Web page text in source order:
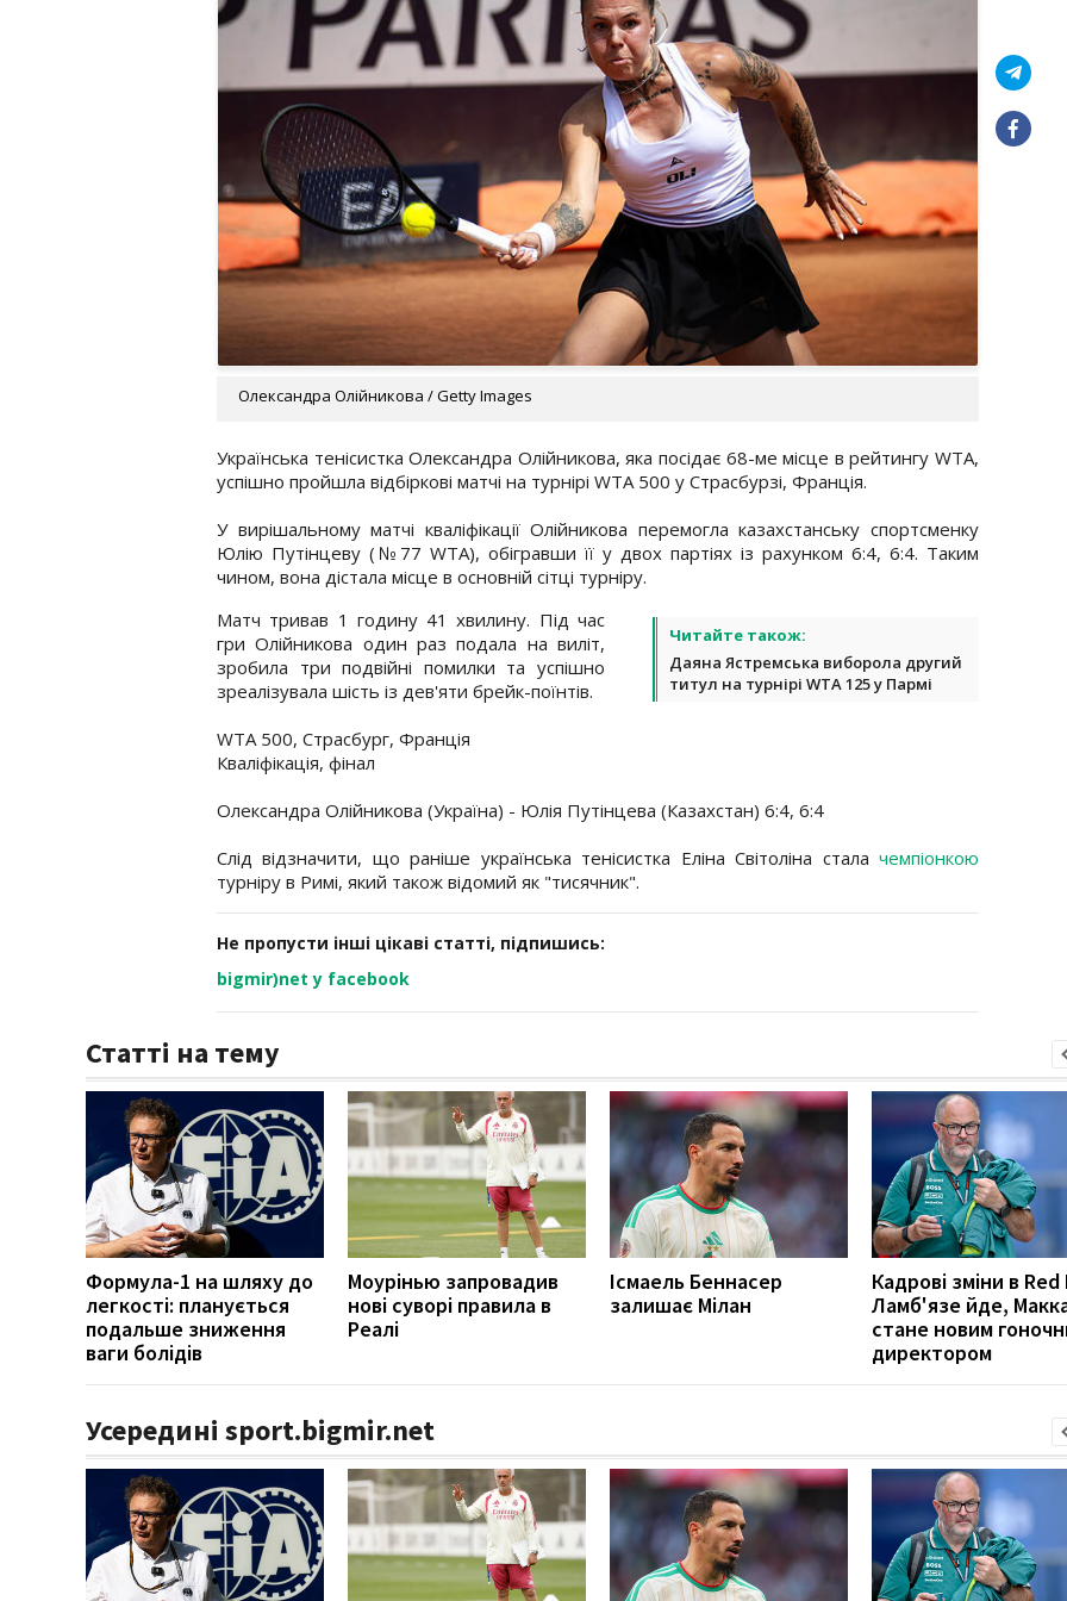
Олександра Олійникова / Getty Images
Українська тенісистка Олександра Олійникова, яка посідає 68-ме місце в рейтингу WTA,
успішно пройшла відбіркові матчі на турнірі WTA 500 у Страсбурзі, Франція.
У вирішальному матчі кваліфікації Олійникова перемогла казахстанську спортсменку
Юлію Путінцеву (№77 WTA), обігравши її у двох партіях із рахунком 6:4, 6:4. Таким
чином, вона дістала місце в основній сітці турніру.
Читайте також:
Даяна Ястремська виборола другий
титул на турнірі WTA 125 у Пармі
Матч тривав 1 годину 41 хвилину. Під час
гри Олійникова один раз подала на виліт,
зробила три подвійні помилки та успішно
зреалізувала шість із дев'яти брейк-поїнтів.
WTA 500, Страсбург, Франція
Кваліфікація, фінал
Олександра Олійникова (Україна) - Юлія Путінцева (Казахстан) 6:4, 6:4
Слід відзначити, що раніше українська тенісистка Еліна Світоліна стала чемпіонкою
турніру в Римі, який також відомий як "тисячник".
Не пропусти інші цікаві статті, підпишись:
bigmir)net у facebook
Статті на тему
Формула-1 на шляху до
легкості: планується
подальше зниження
ваги болідів
Моурінью запровадив
нові суворі правила в
Реалі
Ісмаель Беннасер
залишає Мілан
Кадрові зміни в
Ламб'язе йде,
стане новим
директором
Усередині sport.bigmir.net